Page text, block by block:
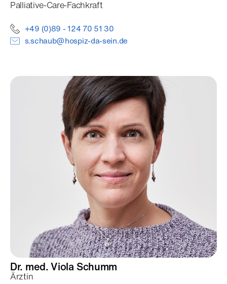
Palliative-Care-Fachkraft
+49 (0)89 - 124 70 51 30
s.schaub@hospiz-da-sein.de
Dr. med. Viola Schumm
Ärztin